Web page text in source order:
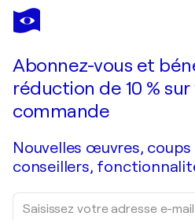
REINER STENING
Akt in blau und rot
Abonnez-vous et
réduction de 10 %
commande
Nouvelles œuvres,
conseillers,